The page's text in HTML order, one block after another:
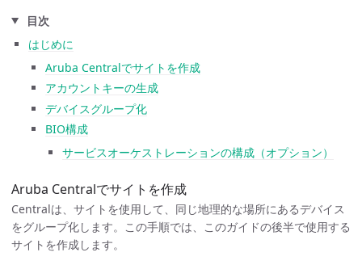
目次
はじめに
Aruba Centralでサイトを作成
アカウントキーの生成
デバイスグループ化
BIO構成
サービスオーケストレーションの構成（オプション）
Aruba Centralでサイトを作成
Centralは、サイトを使用して、同じ地理的な場所にあるデバイス
をグループ化します。この手順では、このガイドの後半で使用する
サイトを作成します。